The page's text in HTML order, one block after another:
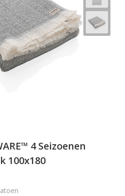
4 Seizoenen
100x180